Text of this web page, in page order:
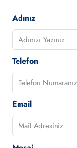
Adınız
Telefon
Email